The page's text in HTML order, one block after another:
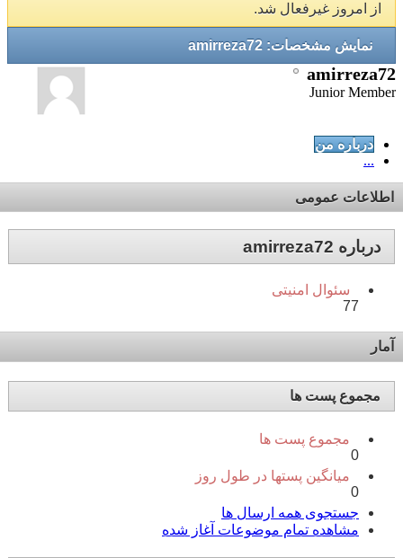
از امروز غیرفعال شد.
نمایش مشخصات: amirreza72
amirreza72
Junior Member
درباره من
...
اطلاعات عمومی
درباره amirreza72
سئوال امنیتی
77
آمار
مجموع پست ها
مجموع پست ها
0
میانگین پستها در طول روز
0
جستجوی همه ارسال ها
مشاهده تمام موضوعات آغاز شده